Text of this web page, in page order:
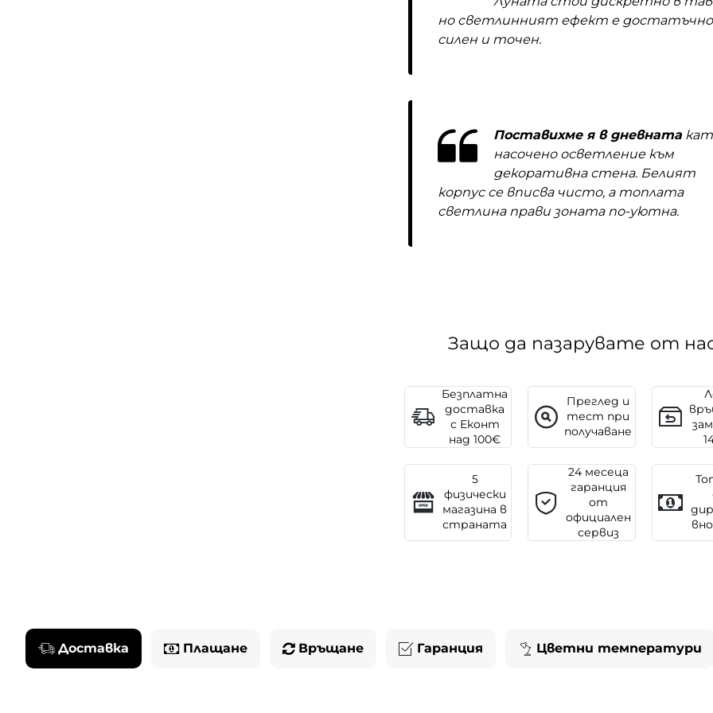
но светлинният ефект е достатъчно
силен и точен.
Поставихме я в дневната
насочено осветление към
декоративна стена. Белият
корпус се вписва чисто, а топлата
светлина прави зоната по-уютна.
Защо да пазарувате от
Безплатна
доставка
с Еконт
над 100€
Преглед и
тест при
получаване
5
физически
магазина в
страната
24 месеца
гаранция
от
официален
сервиз
Доставка Плащане Връщане Гаранция Цветни температури